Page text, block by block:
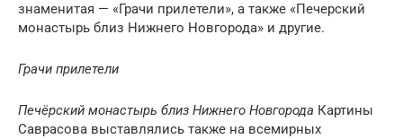
знаменитая — «Грачи прилетели», а также «Печерский
монастырь близ Нижнего Новгорода» и другие.
Грачи прилетели
Печёрский монастырь близ Нижнего Новгорода Картины
Саврасова выставлялись также на всемирных